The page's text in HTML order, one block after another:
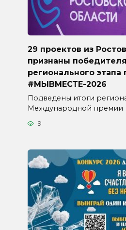
29 проектов из
признаны
регионального этапа
#МЫВМЕСТЕ-2026
Подведены итоги
Международной премии
9